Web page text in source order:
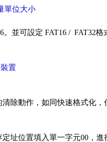
單位大小
。 並可設定 FAT16 / FAT32格
置
除動作，如同快速格式化，
址位置填入單一字元00，進